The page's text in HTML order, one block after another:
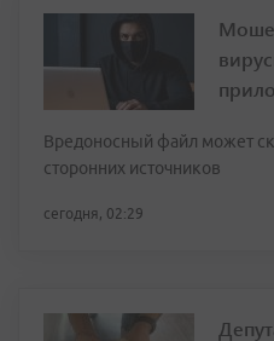
Вредоносный файл может
сторонних источников
сегодня, 02:29